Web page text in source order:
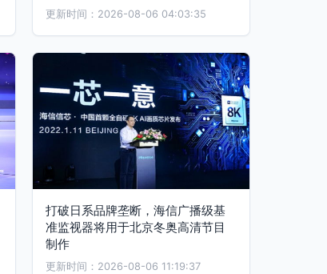
更新时间：2026-08-06 04:03:35
打破日系品牌垄断，海信广播级基
准监视器将用于北京冬奥高清节目
制作
更新时间：2026-08-06 11:19:37